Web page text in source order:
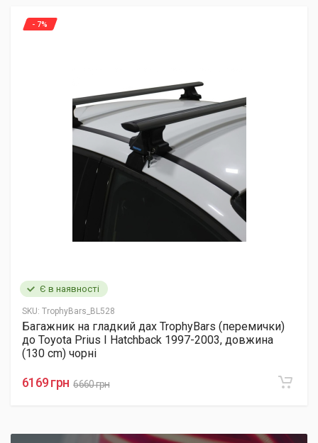
Є в наявності
SKU: TrophyBars_BL528
- 7%
Багажник на гладкий дах TrophyBars (перемички)
до Toyota Prius I Hatchback 1997-2003, довжина
(130 cm) чорні
6169 грн 6660 грн